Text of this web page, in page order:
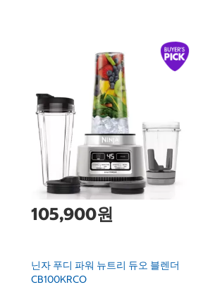
105,900원
닌자 푸디 파워 뉴트리 듀오 블렌더
CB100KRCO